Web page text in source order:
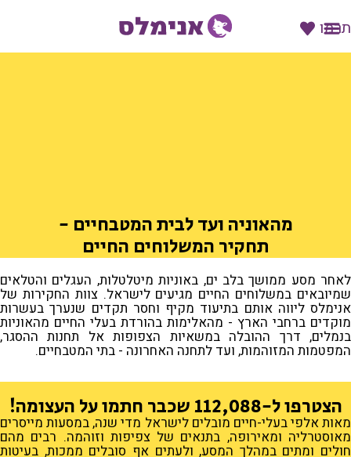
תרמו
מהאוניה ועד לבית המטבחיים -
תחקיר המשלוחים החיים
לאחר מסע ממושך בלב ים, באוניות מיטלטלות, העגלים והטלאים
שמיובאים במשלוחים החיים מגיעים לישראל. צוות החקירות של
אנימלס ליווה אותם בתיעוד מקיף וחסר תקדים שנערך בעשרות
מוקדים ברחבי הארץ - מהאלימות בהורדת בעלי החיים מהאוניות
בנמלים, דרך ההובלה במשאיות הצפופות אל תחנות ההסגר,
המפטמות המזוהמות, ועד לתחנה האחרונה - בתי המטבחיים.
הצטרפו ל-112,088שכבר חתמו על העצומה!
מאות אלפי בעלי-חיים מובלים לישראל מדי שנה, במסעות מייסרים
מאוסטרליה ומאירופה, בתנאים של צפיפות וזוהמה. רבים מהם
חולים ומתים במהלך המסע, ולעתים אף סובלים ממכות, בעיטות